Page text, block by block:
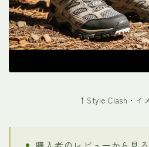
↑Style Clash・イ